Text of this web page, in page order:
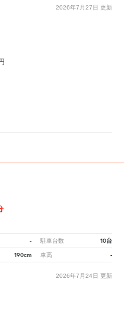
2026年7月27日 更新
- 駐車台数 10台
190cm 車高 -
2026年7月24日 更新